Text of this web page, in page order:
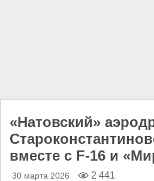
«Натовский»
вместе с F-16 и
30 марта 2026 2 441